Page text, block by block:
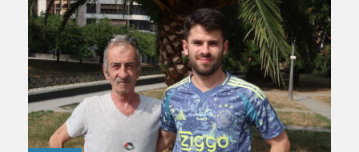
baliatzen gara. Ohar hau onartuz gero, teknologia hori
erabiltzeko baimen esplizitua ematen diguzu. Gehiago
irakurri